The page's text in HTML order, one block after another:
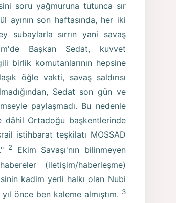
soru yağmuruna tutunca sır
ayının son haftasında, her iki
subaylarla sırrın yani savaş
Başkan Sedat, kuvvet
birlik komutanlarının hepsine
öğle vakti, savaş saldırısı
Sedat son gün ve
paylaşmadı. Bu nedenle
Ortadoğu başkentlerinde
istihbarat teşkilatı MOSSAD
2
Ekim Savaşı'nın bilinmeyen
(iletişim/haberleşme)
kadim yerli halkı olan Nubi
önce ben kaleme almıştım. 3